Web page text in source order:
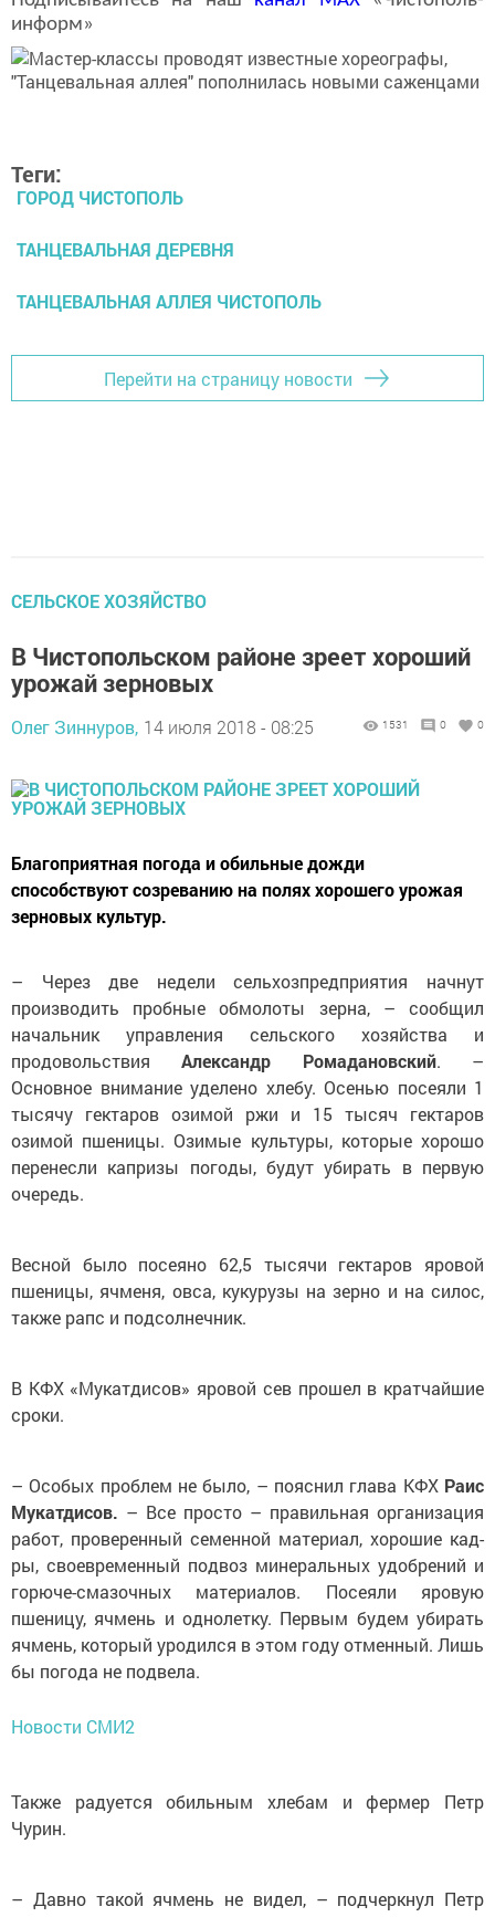
информ»
Теги:
ГОРОД ЧИСТОПОЛЬ
ТАНЦЕВАЛЬНАЯ ДЕРЕВНЯ
ТАНЦЕВАЛЬНАЯ АЛЛЕЯ ЧИСТОПОЛЬ
Перейти на страницу новости
СЕЛЬСКОЕ ХОЗЯЙСТВО
В Чистопольском районе зреет хороший
урожай зерновых
Олег Зиннуров, 14 июля 2018 - 08:25 1531 0 0
Благоприятная погода и обильные дожди
способствуют созреванию на полях хорошего урожая
зерновых культур.
– Через две недели сельхозпредприятия начнут
производить пробные обмолоты зерна, – сообщил
начальник управления сельского хозяйства и
продовольствияАлександр Ромадановский. –
Основное внимание уделено хлебу. Осенью посеяли 1
тысячу гектаров озимой ржи и 15 тысяч гектаров
озимой пшеницы. Озимые культуры, которые хорошо
перенесли капризы погоды, будут убирать в первую
очередь.
Весной было посеяно 62,5 тысячи гектаров яровой
пшеницы, ячменя, овса, кукурузы на зерно и на силос,
также рапс и подсолнечник.
В КФХ «Мукатдисов» яровой сев прошел в кратчайшие
сроки.
– Особых проблем не было, – пояснил глава КФХ Раис
Мукатдисов. – Все просто – правильная организация
работ, проверенный семенной материал, хорошие кад­
ры, своевременный подвоз минеральных удобрений и
горюче-смазочных материалов. Посеяли яровую
пшеницу, ячмень и однолетку. Первым будем убирать
ячмень, который уродился в этом году отменный. Лишь
бы погода не подвела.
Новости СМИ2
Также радуется обильным хлебам и фермер Петр
Чурин.
– Давно такой ячмень не видел, – подчеркнул Петр